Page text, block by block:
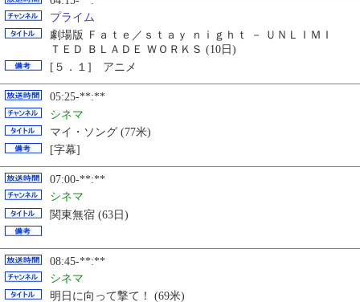
プライム
劇場版 Ｆａｔｅ／ｓｔａｙ ｎｉｇｈｔ － ＵＮＬＩＭＩ
ＴＥＤ ＢＬＡＤＥ ＷＯＲＫＳ (10日)
[５．１] アニメ
05:25-**:**
シネマ
マイ・ソング (77米)
[字幕]
07:00-**:**
シネマ
関東無宿 (63日)
08:45-**:**
シネマ
明日に向って撃て！ (69米)